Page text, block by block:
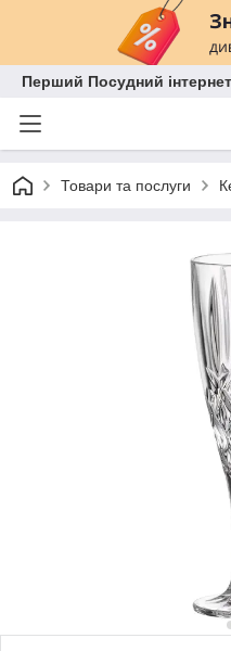
Перший Посудний
Товари та послуги